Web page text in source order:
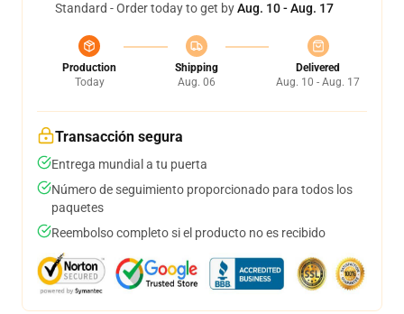
Standard - Order today to get byAug. 10 - Aug. 17
Production
Today
Shipping
Aug. 06
Delivered
Aug. 10 - Aug. 17
Transacción segura
Entrega mundial a tu puerta
Número de seguimiento proporcionado para todos los
paquetes
Reembolso completo si el producto no es recibido